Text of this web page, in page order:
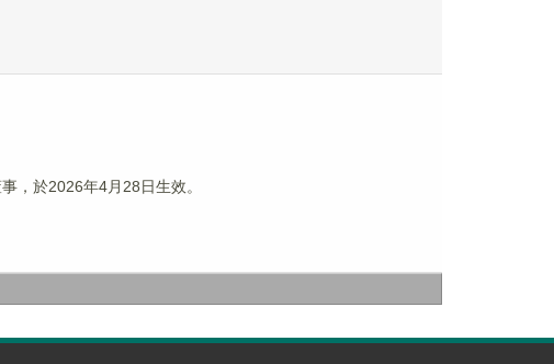
，於2026年4月28日生效。